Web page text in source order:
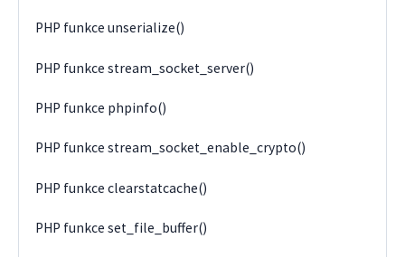
PHP funkce unserialize()
PHP funkce stream_socket_server()
PHP funkce phpinfo()
PHP funkce stream_socket_enable_crypto()
PHP funkce clearstatcache()
PHP funkce set_file_buffer()